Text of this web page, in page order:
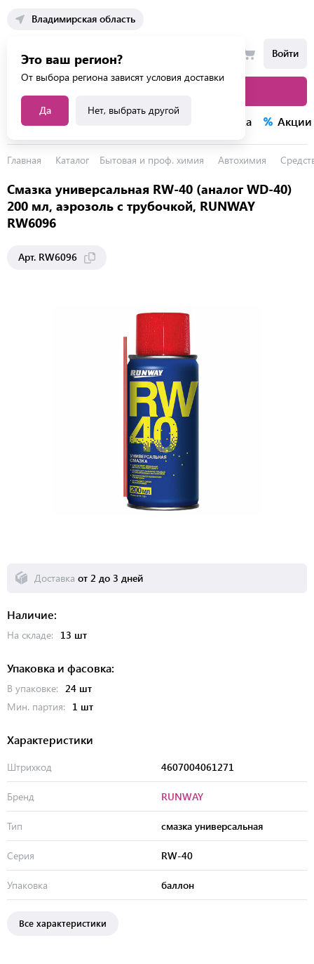
Владимирская область
Это ваш регион?
От выбора региона зависят условия доставки
Да Нет, выбрать другой
Войти
Каталог услуг Распродажа Акции
Главная Каталог Бытовая и проф. химия Автохимия
Смазка универсальная RW-40 (аналог WD-40)
200 мл, аэрозоль с трубочкой, RUNWAY
RW6096
Арт. RW6096
Наличие:
На складе: 13 шт
Упаковка и фасовка:
В упаковке:
24 шт
Мин. партия:
1 шт
Доставка от 2 до 3 дней
Характеристики
Штрихкод 4607004061271
Бренд RUNWAY
Тип смазка универсальная
Серия RW-40
Упаковка баллон
Все характеристики